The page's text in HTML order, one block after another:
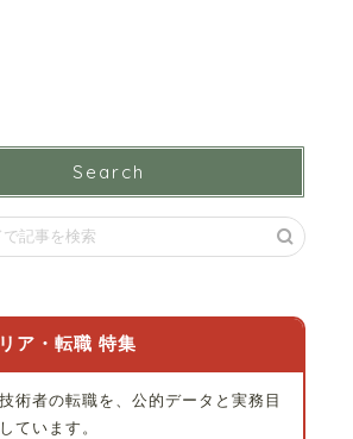
Search
ア・転職 特集
術者の転職を、公的データと実務目
ています。